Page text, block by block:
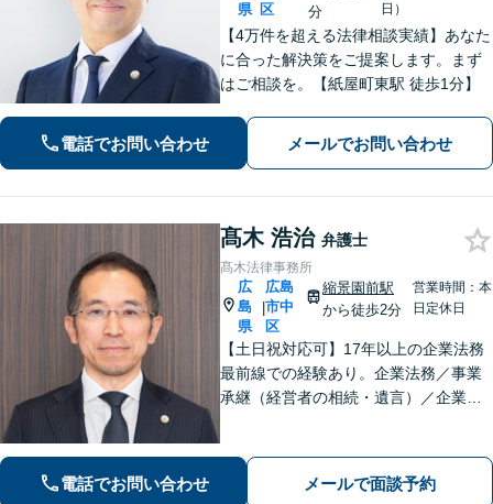
県 区
分
日）
【4万件を超える法律相談実績】あなた
に合った解決策をご提案します。まず
はご相談を。【紙屋町東駅 徒歩1分】
電話でお問い合わせ メールでお問い合わせ
髙木 浩治 弁護士
髙木法律事務所
広
島
県
|
広島
市中
区
縮景園前駅
から徒歩2分
営業時間：本
日定休日
【土日祝対応可】17年以上の企業法務
最前線での経験あり。企業法務／事業
承継（経営者の相続・遺言）／企業の
験を活かした的確な対応で、企業の発
展と経営をサポート。顧問契約もお任
電話でお問い合わせ メールで面談予約